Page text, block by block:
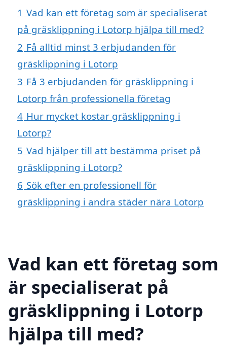
1 Vad kan ett företag som är specialiserat
på gräsklippning i Lotorp hjälpa till med?
2 Få alltid minst 3 erbjudanden för
gräsklippning i Lotorp
3 Få 3 erbjudanden för gräsklippning i
Lotorp från professionella företag
4 Hur mycket kostar gräsklippning i
Lotorp?
5 Vad hjälper till att bestämma priset på
gräsklippning i Lotorp?
6 Sök efter en professionell för
gräsklippning i andra städer nära Lotorp
Vad kan ett företag som
är specialiserat på
gräsklippning i Lotorp
hjälpa till med?